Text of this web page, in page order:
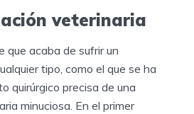
veterinaria
que acaba de sufrir un
tipo, como el que se ha
quirúrgico precisa de una
minuciosa. En el primer